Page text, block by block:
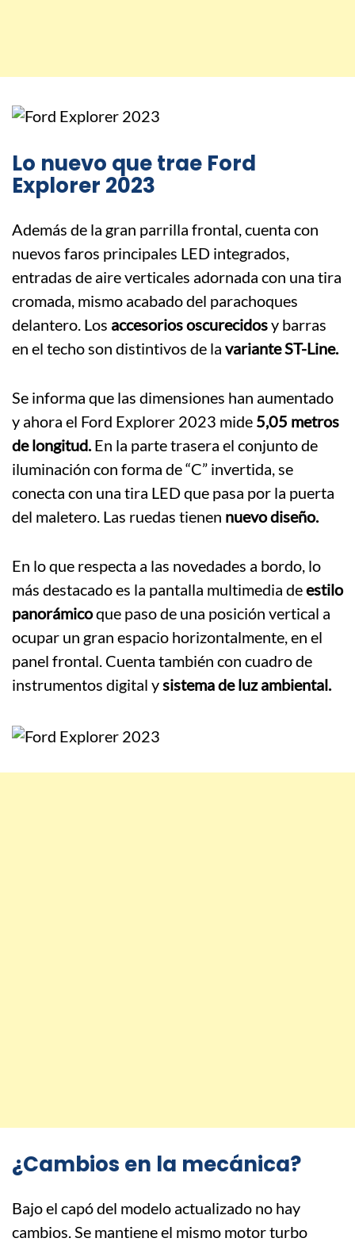
Lo nuevo que trae Ford
Explorer 2023
Además de la gran parrilla frontal, cuenta con
nuevos faros principales LED integrados,
entradas de aire verticales adornada con una tira
cromada, mismo acabado del parachoques
delantero. Los accesorios oscurecidosy barras
en el techo son distintivos de la variante ST-Line.
Se informa que las dimensiones han aumentado
y ahora el Ford Explorer 2023 mide 5,05 metros
de longitud.En la parte trasera el conjunto de
iluminación con forma de “C” invertida, se
conecta con una tira LED que pasa por la puerta
del maletero. Las ruedas tienen nuevo diseño.
En lo que respecta a las novedades a bordo, lo
más destacado es la pantalla multimedia deestilo
panorámicoque paso de una posición vertical a
ocupar un gran espacio horizontalmente, en el
panel frontal. Cuenta también con cuadro de
instrumentos digital ysistema de luz ambiental.
¿Cambios en la mecánica?
Bajo el capó del modelo actualizado no hay
cambios. Se mantiene el mismo motor turbo